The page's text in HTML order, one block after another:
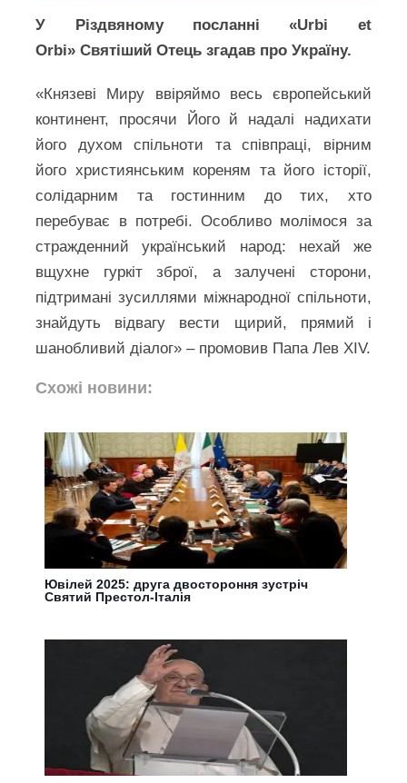
У Різдвяному посланні «Urbi et
Orbi» Святіший Отець згадав про Україну.
«Князеві Миру ввіряймо весь європейський
континент, просячи Його й надалі надихати
його духом спільноти та співпраці, вірним
його християнським кореням та його історії,
солідарним та гостинним до тих, хто
перебуває в потребі. Особливо молімося за
стражденний український народ: нехай же
вщухне гуркіт зброї, а залучені сторони,
підтримані зусиллями міжнародної спільноти,
знайдуть відвагу вести щирий, прямий і
шанобливий діалог» – промовив Папа Лев XIV.
Схожі новини:
Ювілей 2025: друга двостороння зустріч
Святий Престол-Італія